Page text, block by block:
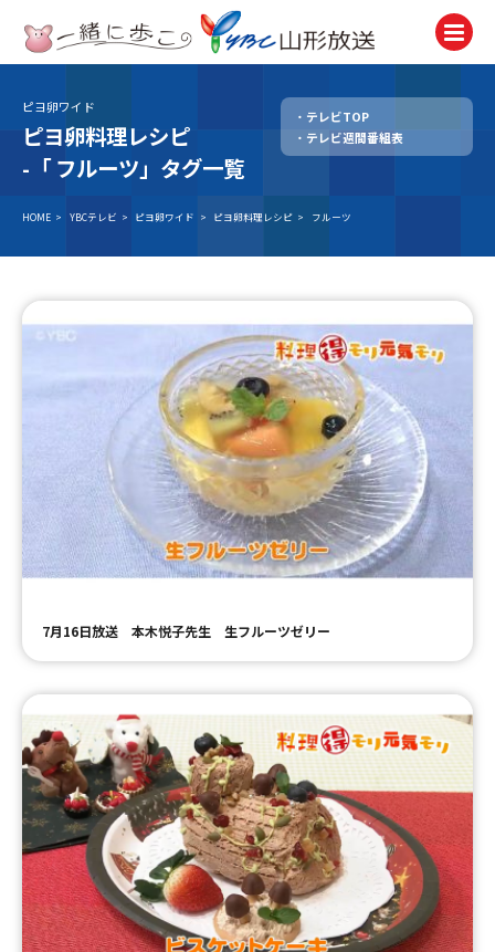
テレビ
TV
ニュース
アナウンサー
イベント
Event
試写会・プレゼント
Present
ＹＢＣオンデマンド
ピヨ卵ワイド
ピヨ卵料理レシピ
-「フルーツ」タグ一覧
テレビTOP
テレビ週間番組表
HOME > YBCテレビ > ピヨ卵ワイド > ピヨ卵料理レシピ > フルーツ
7月16日放送 本木悦子先生 生フルーツゼリー